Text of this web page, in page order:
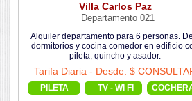
Villa Carlos Paz
Departamento 021
Alquiler departamento para 6 personas.
dormitorios y cocina comedor en edificio
pileta, quincho y asador.
Tarifa Diaria - Desde: $
PILETA TV - WI FI